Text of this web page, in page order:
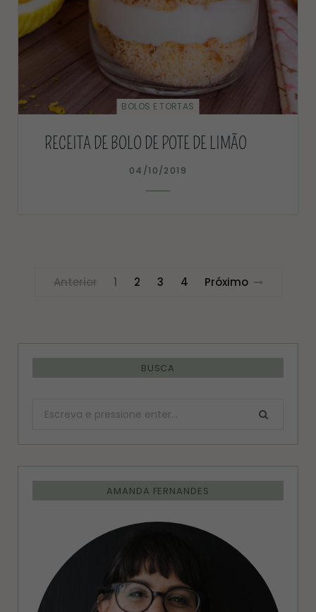
BOLOS E TORTAS
RECEITA DE BOLO DE POTE DE LIMÃO
04/10/2019
Anterior 1 2 3 4 Próximo
BUSCA
Procurar:
AMANDA FERNANDES